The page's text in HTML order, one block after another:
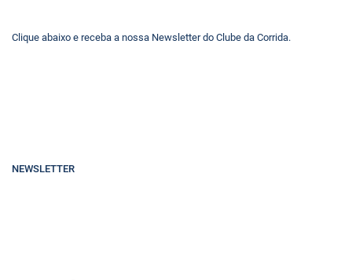
Clique abaixo e receba a nossa Newsletter do Clube da Corrida.
NEWSLETTER